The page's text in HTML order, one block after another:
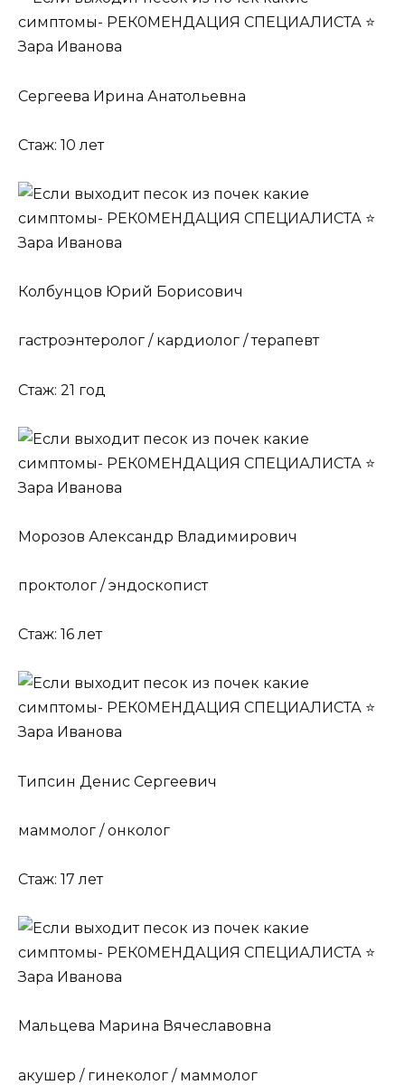
Сергеева Ирина Анатольевна
Стаж: 10 лет
Колбунцов Юрий Борисович
гастроэнтеролог / кардиолог / терапевт
Стаж: 21 год
Морозов Александр Владимирович
проктолог / эндоскопист
Стаж: 16 лет
Типсин Денис Сергеевич
маммолог / онколог
Стаж: 17 лет
Мальцева Марина Вячеславовна
акушер / гинеколог / маммолог